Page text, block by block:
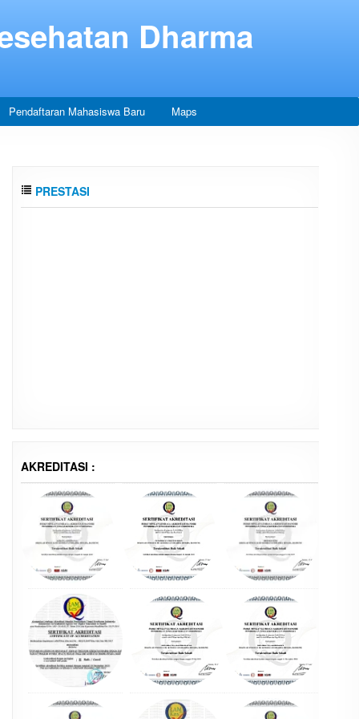
Dharma
Pendaftaran Mahasiswa Baru Maps
PRESTASI
AKREDITASI :